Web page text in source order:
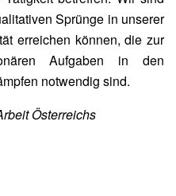
Sprünge in unserer
erreichen können, die zur
Aufgaben in den
notwendig sind.
Österreichs